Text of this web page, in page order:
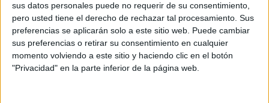
sus datos personales puede no requerir de su consentimiento,
pero usted tiene el derecho de rechazar tal procesamiento. Sus
preferencias se aplicarán solo a este sitio web. Puede cambiar
sus preferencias o retirar su consentimiento en cualquier
momento volviendo a este sitio y haciendo clic en el botón
"Privacidad" en la parte inferior de la página web.